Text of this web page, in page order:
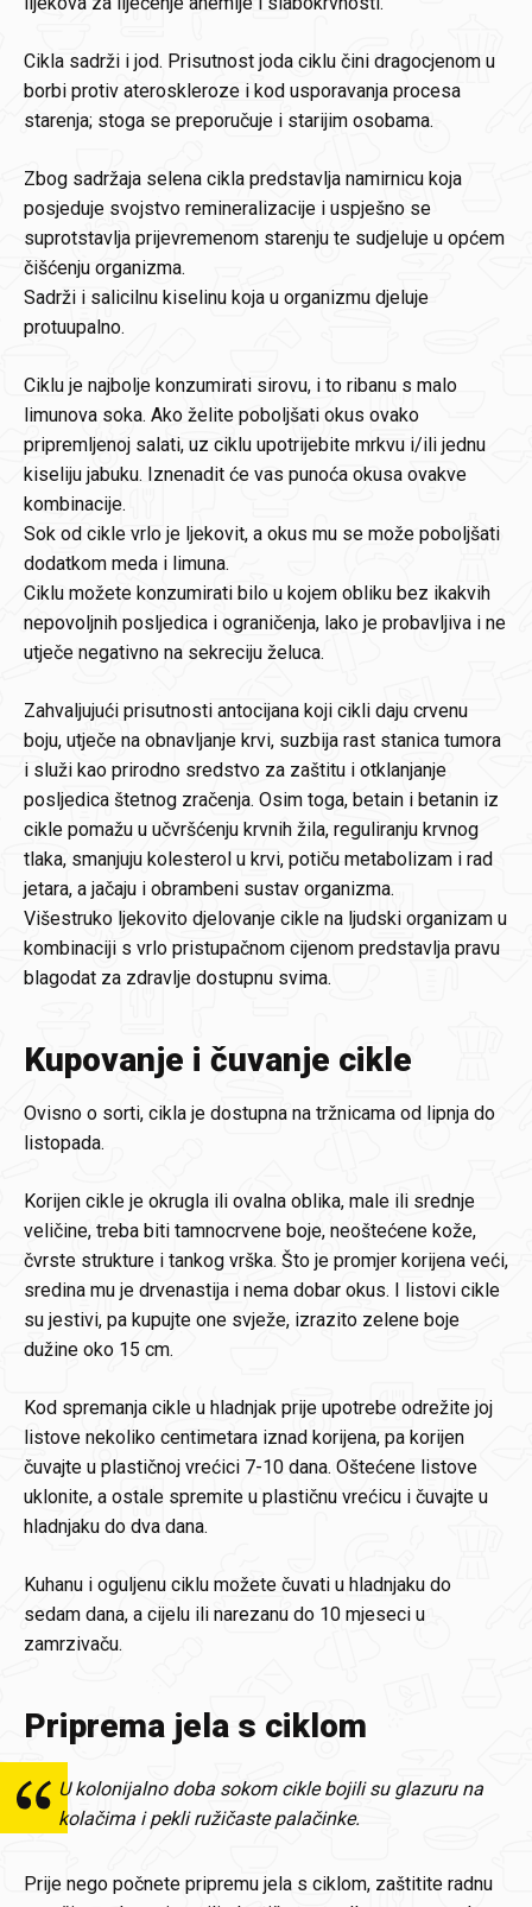
Cikla sadrži i jod. Prisutnost joda ciklu čini dragocjenom u
borbi protiv ateroskleroze i kod usporavanja procesa
starenja; stoga se preporučuje i starijim osobama.
Zbog sadržaja selena cikla predstavlja namirnicu koja
posjeduje svojstvo remineralizacije i uspješno se
suprotstavlja prijevremenom starenju te sudjeluje u općem
čišćenju organizma.
Sadrži i salicilnu kiselinu koja u organizmu djeluje
protuupalno.
Ciklu je najbolje konzumirati sirovu, i to ribanu s malo
limunova soka. Ako želite poboljšati okus ovako
pripremljenoj salati, uz ciklu upotrijebite mrkvu i/ili jednu
kiseliju jabuku. Iznenadit će vas punoća okusa ovakve
kombinacije.
Sok od cikle vrlo je ljekovit, a okus mu se može poboljšati
dodatkom meda i limuna.
Ciklu možete konzumirati bilo u kojem obliku bez ikakvih
nepovoljnih posljedica i ograničenja, lako je probavljiva i ne
utječe negativno na sekreciju želuca.
Zahvaljujući prisutnosti antocijana koji cikli daju crvenu
boju, utječe na obnavljanje krvi, suzbija rast stanica tumora
i služi kao prirodno sredstvo za zaštitu i otklanjanje
posljedica štetnog zračenja. Osim toga, betain i betanin iz
cikle pomažu u učvršćenju krvnih žila, reguliranju krvnog
tlaka, smanjuju kolesterol u krvi, potiču metabolizam i rad
jetara, a jačaju i obrambeni sustav organizma.
Višestruko ljekovito djelovanje cikle na ljudski organizam u
kombinaciji s vrlo pristupačnom cijenom predstavlja pravu
blagodat za zdravlje dostupnu svima.
Kupovanje i čuvanje cikle
Ovisno o sorti, cikla je dostupna na tržnicama od lipnja do
listopada.
Korijen cikle je okrugla ili ovalna oblika, male ili srednje
veličine, treba biti tamnocrvene boje, neoštećene kože,
čvrste strukture i tankog vrška. Što je promjer korijena veći,
sredina mu je drvenastija i nema dobar okus. I listovi cikle
su jestivi, pa kupujte one svježe, izrazito zelene boje
dužine oko 15 cm.
Kod spremanja cikle u hladnjak prije upotrebe odrežite joj
listove nekoliko centimetara iznad korijena, pa korijen
čuvajte u plastičnoj vrećici 7-10 dana. Oštećene listove
uklonite, a ostale spremite u plastičnu vrećicu i čuvajte u
hladnjaku do dva dana.
Kuhanu i oguljenu ciklu možete čuvati u hladnjaku do
sedam dana, a cijelu ili narezanu do 10 mjeseci u
zamrzivaču.
Priprema jela s ciklom
U kolonijalno doba sokom cikle bojili su glazuru na
kolačima i pekli ružičaste palačinke.
Prije nego počnete pripremu jela s ciklom, zaštitite radnu